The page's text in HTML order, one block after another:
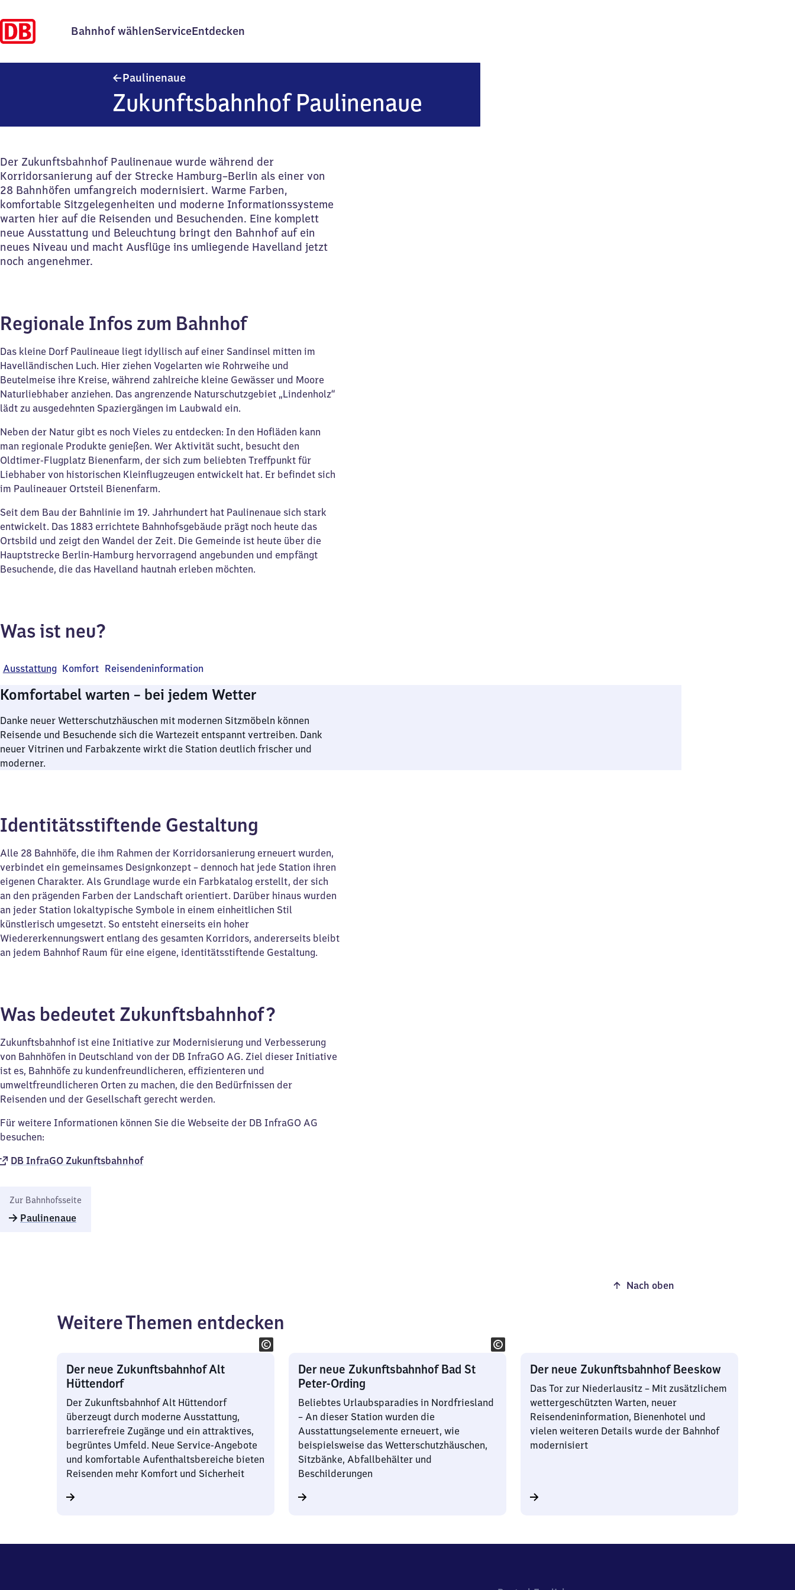
Bahnhof wählenServiceEntdecken
Paulinenaue
Zukunftsbahnhof Paulinenaue
Der Zukunftsbahnhof Paulinenaue wurde während der
Korridorsanierung auf der Strecke Hamburg–Berlin als einer von
28 Bahnhöfen umfangreich modernisiert. Warme Farben,
komfortable Sitzgelegenheiten und moderne Informationssysteme
warten hier auf die Reisenden und Besuchenden. Eine komplett
neue Ausstattung und Beleuchtung bringt den Bahnhof auf ein
neues Niveau und macht Ausflüge ins umliegende Havelland jetzt
noch angenehmer.
Regionale Infos zum Bahnhof
Das kleine Dorf Paulineaue liegt idyllisch auf einer Sandinsel mitten im
Havelländischen Luch. Hier ziehen Vogelarten wie Rohrweihe und
Beutelmeise ihre Kreise, während zahlreiche kleine Gewässer und Moore
Naturliebhaber anziehen. Das angrenzende Naturschutzgebiet „Lindenholz“
lädt zu ausgedehnten Spaziergängen im Laubwald ein.
Neben der Natur gibt es noch Vieles zu entdecken: In den Hofläden kann
man regionale Produkte genießen. Wer Aktivität sucht, besucht den
Oldtimer-Flugplatz Bienenfarm, der sich zum beliebten Treffpunkt für
Liebhaber von historischen Kleinflugzeugen entwickelt hat. Er befindet sich
im Paulineauer Ortsteil Bienenfarm.
Seit dem Bau der Bahnlinie im 19. Jahrhundert hat Paulinenaue sich stark
entwickelt. Das 1883 errichtete Bahnhofsgebäude prägt noch heute das
Ortsbild und zeigt den Wandel der Zeit. Die Gemeinde ist heute über die
Hauptstrecke Berlin-Hamburg hervorragend angebunden und empfängt
Besuchende, die das Havelland hautnah erleben möchten.
Was ist neu?
Ausstattung Komfort Reisendeninformation
Komfortabel warten – bei jedem Wetter
Danke neuer Wetterschutzhäuschen mit modernen Sitzmöbeln können
Reisende und Besuchende sich die Wartezeit entspannt vertreiben. Dank
neuer Vitrinen und Farbakzente wirkt die Station deutlich frischer und
moderner.
Identitätsstiftende Gestaltung
Alle 28 Bahnhöfe, die ihm Rahmen der Korridorsanierung erneuert wurden,
verbindet ein gemeinsames Designkonzept – dennoch hat jede Station ihren
eigenen Charakter. Als Grundlage wurde ein Farbkatalog erstellt, der sich
an den prägenden Farben der Landschaft orientiert. Darüber hinaus wurden
an jeder Station lokaltypische Symbole in einem einheitlichen Stil
künstlerisch umgesetzt. So entsteht einerseits ein hoher
Wiedererkennungswert entlang des gesamten Korridors, andererseits bleibt
an jedem Bahnhof Raum für eine eigene, identitätsstiftende Gestaltung.
Was bedeutet Zukunftsbahnhof?
Zukunftsbahnhof ist eine Initiative zur Modernisierung und Verbesserung
von Bahnhöfen in Deutschland von der DB InfraGO AG. Ziel dieser Initiative
ist es, Bahnhöfe zu kundenfreundlicheren, effizienteren und
umweltfreundlicheren Orten zu machen, die den Bedürfnissen der
Reisenden und der Gesellschaft gerecht werden.
Für weitere Informationen können Sie die Webseite der DB InfraGO AG
besuchen:
DB InfraGO Zukunftsbahnhof​
Zur Bahnhofsseite
Paulinenaue
Nach oben
Weitere Themen entdecken
Der neue Zukunftsbahnhof Alt
Hüttendorf
Der Zukunftsbahnhof Alt Hüttendorf
überzeugt durch moderne Ausstattung,
barrierefreie Zugänge und ein attraktives,
begrüntes Umfeld. Neue Service-Angebote
und komfortable Aufenthaltsbereiche bieten
Reisenden mehr Komfort und Sicherheit
Der neue Zukunftsbahnhof Bad St
Peter-Ording
Beliebtes Urlaubsparadies in Nordfriesland
– An dieser Station wurden die
Ausstattungselemente erneuert, wie
beispielsweise das Wetterschutzhäuschen,
Sitzbänke, Abfallbehälter und
Beschilderungen
Der neue Zukunftsbahnhof Beeskow
Das Tor zur Niederlausitz – Mit zusätzlichem
wettergeschützten Warten, neuer
Reisendeninformation, Bienenhotel und
vielen weiteren Details wurde der Bahnhof
modernisiert